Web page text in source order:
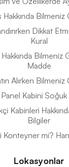
Bilmeniz
Dikkat
Kural
Bilmeniz
Madde
Alırken
Panel Kabini
Kabinleri
Bilgiler
mi?
Lokasyonlar